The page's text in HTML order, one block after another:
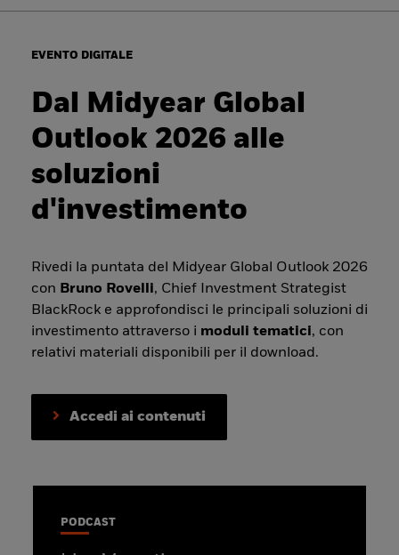
EVENTO DIGITALE
Dal Midyear Global
Outlook 2026 alle
soluzioni
d'investimento
Rivedi la puntata del Midyear Global Outlook 2026
con Bruno Rovelli, Chief Investment Strategist
BlackRock e approfondisci le principali soluzioni di
investimento attraverso i moduli tematici, con
relativi materiali disponibili per il download.
Accedi ai contenuti
PODCAST